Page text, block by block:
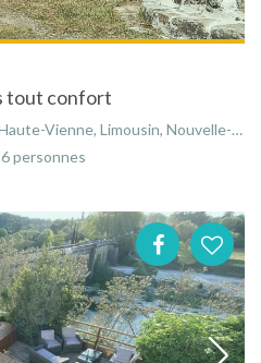
tout confort
Limousin, Nouvelle-Aquitaine, France
6 personnes